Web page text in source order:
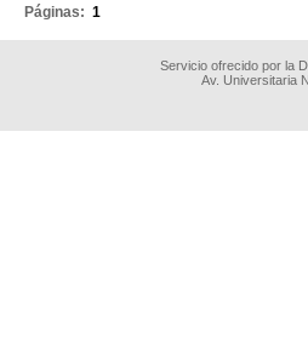
Páginas: 1
Servicio ofrecido por la
Av. Universitaria